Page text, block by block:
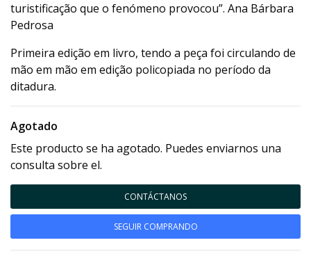
turistificação que o fenómeno provocou”. Ana Bárbara
Pedrosa
Primeira edição em livro, tendo a peça foi circulando de
mão em mão em edição policopiada no período da
ditadura.
Agotado
Este producto se ha agotado. Puedes enviarnos una
consulta sobre el.
CONTÁCTANOS
SEGUIR COMPRANDO